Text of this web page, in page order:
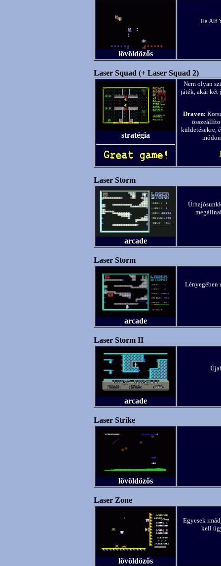
lövöldözős
Ha Alf
Laser Squad (+ Laser Squad 2)
stratégia
Nem olyan
játék, akár két
Draven:
küldetésekre,
Laser Storm
arcade
Laser Storm
arcade
Lényegében
Laser Storm II
arcade
Laser Strike
lövöldözős
Laser Zone
lövöldözős
Egyesek
kell